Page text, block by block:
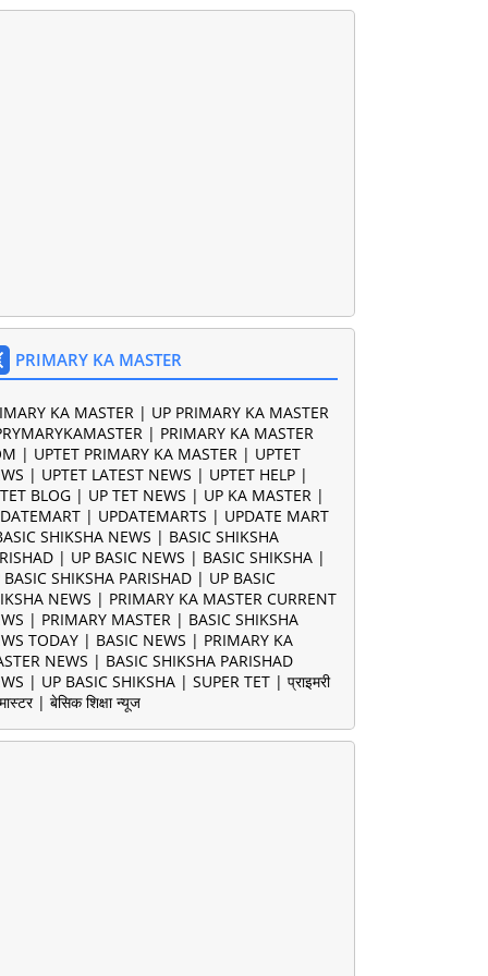
PRIMARY KA MASTER
KA MASTER | UP PRIMARY KA MASTER
| PRIMARY KA MASTER
| UPTET PRIMARY KA MASTER | UPTET
| UPTET LATEST NEWS | UPTET HELP |
BLOG | UP TET NEWS | UP KA MASTER |
| UPDATEMARTS | UPDATE MART
SHIKSHA NEWS | BASIC SHIKSHA
| UP BASIC NEWS | BASIC SHIKSHA |
BASIC SHIKSHA PARISHAD | UP BASIC
NEWS | PRIMARY KA MASTER CURRENT
| PRIMARY MASTER | BASIC SHIKSHA
TODAY | BASIC NEWS | PRIMARY KA
NEWS | BASIC SHIKSHA PARISHAD
| UP BASIC SHIKSHA | SUPER TET | प्राइमरी
| बेसिक शिक्षा न्यूज